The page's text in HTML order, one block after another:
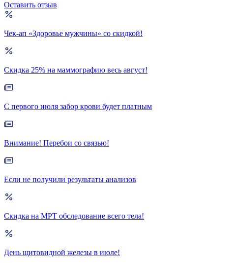
Оставить отзыв
Чек-ап «Здоровье мужчины» со скидкой!
Скидка 25% на маммографию весь август!
С первого июля забор крови будет платным
Внимание! Перебои со связью!
Если не получили результаты анализов
Скидка на МРТ обследование всего тела!
День щитовидной железы в июле!